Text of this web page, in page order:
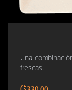
Una
frescas.